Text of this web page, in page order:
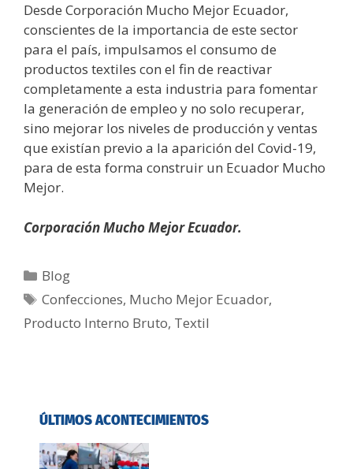
Desde Corporación Mucho Mejor Ecuador,
conscientes de la importancia de este sector
para el país, impulsamos el consumo de
productos textiles con el fin de reactivar
completamente a esta industria para fomentar
la generación de empleo y no solo recuperar,
sino mejorar los niveles de producción y ventas
que existían previo a la aparición del Covid-19,
para de esta forma construir un Ecuador Mucho
Mejor.
Corporación Mucho Mejor Ecuador.
Blog
Confecciones, Mucho Mejor Ecuador,
Producto Interno Bruto, Textil
ÚLTIMOS ACONTECIMIENTOS